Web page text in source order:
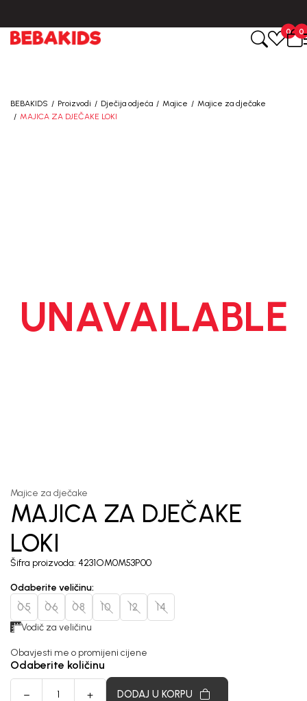
0
0
BEBAKIDS Proizvodi Dječija odjeća Majice
Majice za dječake
MAJICA ZA DJEČAKE LOKI
UNAVAILABLE
Majice za dječake
MAJICA ZA DJEČAKE
LOKI
Šifra proizvoda: 4231OM0M53P00
Odaberite veličinu:
05 06 08 10 12 14
Vodič za veličinu
Obavjesti me o promijeni cijene
Odaberite količinu
DODAJ U KORPU